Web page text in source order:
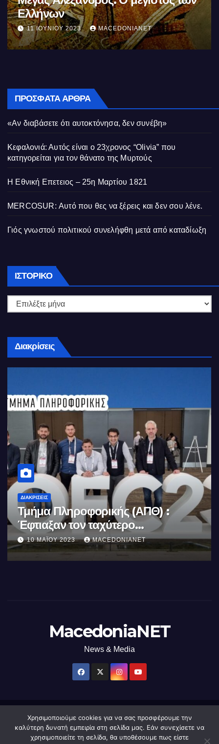
Ελλήνων
11 ΙΟΥΝΊΟΥ 2023 MACEDONIANET
ΠΡΌΣΦΑΤΑ ΆΡΘΡΑ
«Αν διαβάσετε ότι αυτοκτόνησα, δεν συνέβη»
Κεφαλονιά: Αυτός είναι ο 23χρονος “Olivia” που
κατηγορείται για τον θάνατο της Μυρτούς
Η Εθνική Επετειος – 25η Μαρτίου 1821
MERCOSUR: Αυτό που θες να ξέρεις και δεν σου λένε.
Γιός γνωστού πολιτικού συνελήφθη μετά από καταδίωξη
ΙΣΤΟΡΙΚΌ Ιστορικό
Διακρίσεις
ΔΙΑΚΡΊΣΕΙΣ
Τμήμα Πληροφορικής (ΑΠΘ) :
Έφτιαξαν τον ταχύτερο
επεξεργαστή AI στον κόσμο με τη
χρήση φωτός
10 ΜΑΪ́ΟΥ 2023 MACEDONIANET
MacedoniaNET
News & Media
Δημιουργήθηκε από το digital2000 με την Υποστήριξη του WordPress
Θέμα: Newsup απόThemeansar.
Χρησιμοποιούμε cookies για να σας προσφέρουμε την
καλύτερη δυνατή εμπειρία στη σελίδα μας. Εάν συνεχίσετε να
χρησιμοποιείτε τη σελίδα, θα υποθέσουμε πως είστε